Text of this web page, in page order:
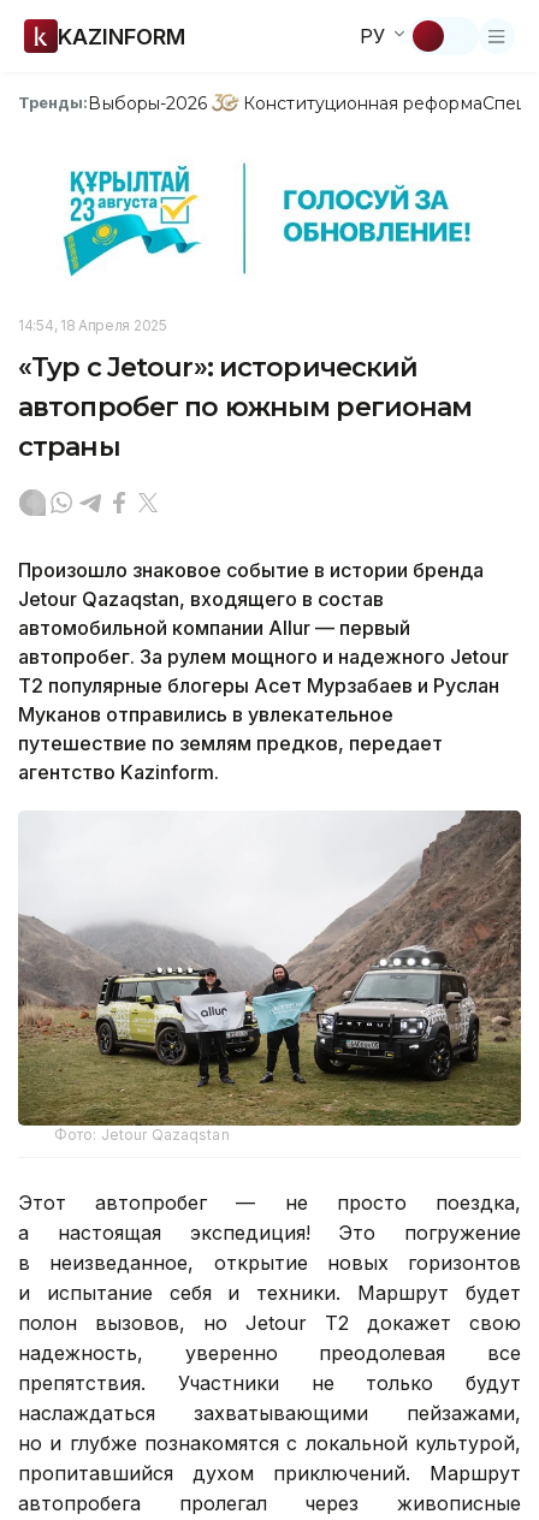
KAZINFORM РУ
Тренды:Выборы-2026 Конституционная реформа
14:54, 18 Апреля 2025
«Тур с Jetour»: исторический
автопробег по южным регионам
страны
Произошло знаковое событие в истории бренда
Jetour Qazaqstan, входящего в состав
автомобильной компании Allur — первый
автопробег. За рулем мощного и надежного Jetour
T2 популярные блогеры Асет Мурзабаев и Руслан
Муканов отправились в увлекательное
путешествие по землям предков, передает
агентство Kazinform.
Фото: Jetour Qazaqstan
Этот автопробег — не просто поездка,
а настоящая экспедиция! Это погружение
в неизведанное, открытие новых горизонтов
и испытание себя и техники. Маршрут будет
полон вызовов, но Jetour T2 докажет свою
надежность, уверенно преодолевая все
препятствия. Участники не только будут
наслаждаться захватывающими пейзажами,
но и глубже познакомятся с локальной культурой,
пропитавшийся духом приключений. Маршрут
автопробега пролегал через живописные